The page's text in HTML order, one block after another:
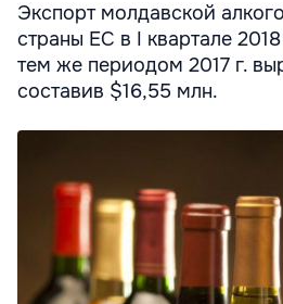
Экспорт молдавской
страны ЕС в I квартале
тем же периодом 2017 г.
составив $16,55 млн.